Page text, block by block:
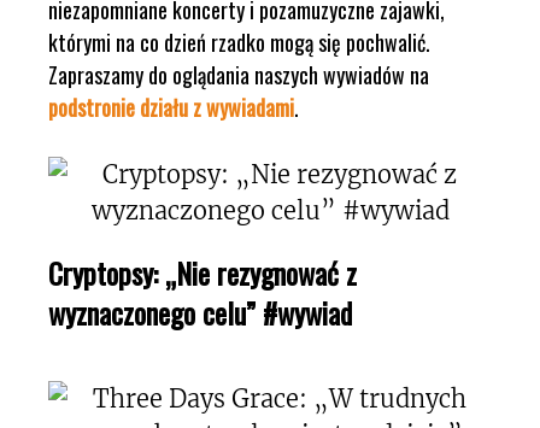
niezapomniane koncerty i pozamuzyczne zajawki,
którymi na co dzień rzadko mogą się pochwalić.
Zapraszamy do oglądania naszych wywiadów na
podstronie działu z wywiadami.
Cryptopsy: „Nie rezygnować z
wyznaczonego celu” #wywiad